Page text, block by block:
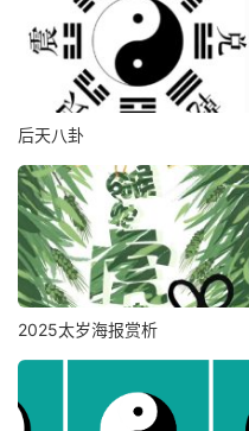
后天八卦
2025太岁海报赏析